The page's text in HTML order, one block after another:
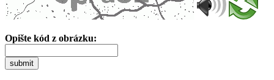
Opište kód z obrázku:
submit